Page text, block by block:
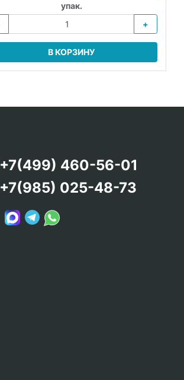
упак.
+
В КОРЗИНУ
+7(499) 460-56-01
+7(985) 025-48-73